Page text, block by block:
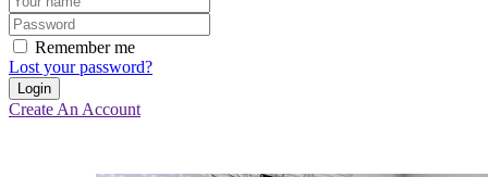
Remember me
Lost your password?
Create An Account